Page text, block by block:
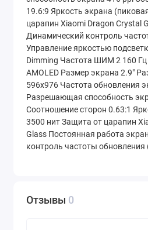
флагмана 2025 года. UFS
молниеносную скорость
приложений, монтажа
с большими архивами.
охлаждения с
эффективно отводит
важно при записи видео
разрешении или
Камера:
19.6:9 Яркость экрана
царапин Xiaomi Dragon Crystal
Динамический контроль
Управление яркостью
Dimming Частота ШИМ 2 160 Гц
AMOLED Размер экрана 2.9"
596x976 Частота обновления
Разрешающая способность
Соотношение сторон 0.63:1
3500 нит Защита от царапин
Glass Постоянная работа
контроль частоты обновления
Отзывы 0